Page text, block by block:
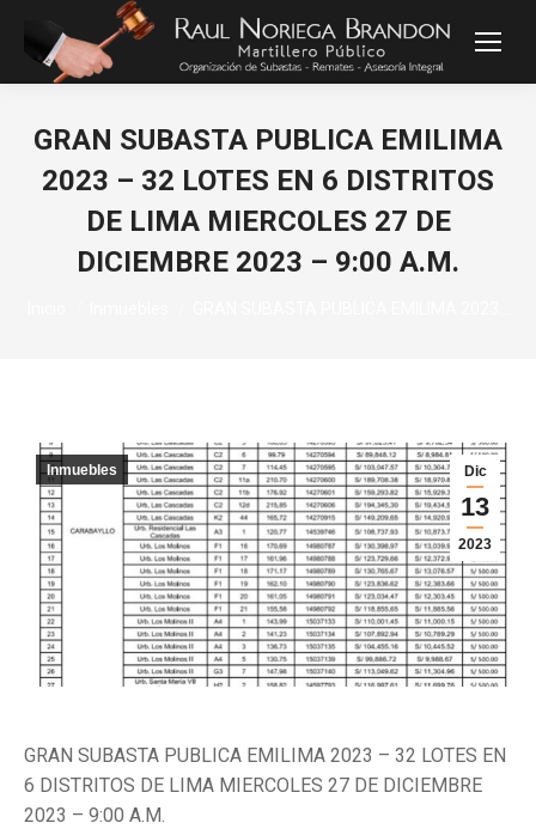
GRAN SUBASTA PUBLICA EMILIMA
2023 – 32 LOTES EN 6 DISTRITOS
DE LIMA MIERCOLES 27 DE
DICIEMBRE 2023 – 9:00 A.M.
Dic
13
2023
Inmuebles
GRAN SUBASTA PUBLICA EMILIMA 2023 – 32 LOTES EN
6 DISTRITOS DE LIMA MIERCOLES 27 DE DICIEMBRE
2023 – 9:00 A.M.